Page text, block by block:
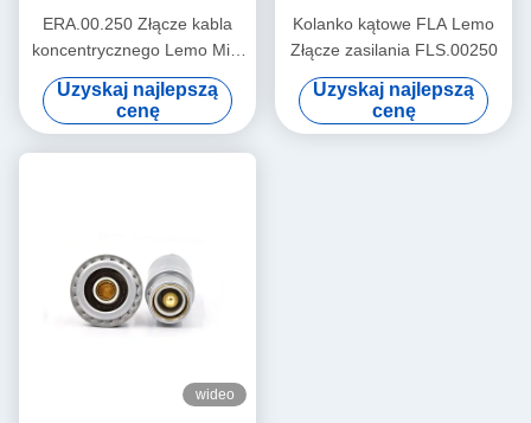
ERA.00.250 Złącze kabla
koncentrycznego Lemo Mini
00 ERA Koncentryczne
gniazdo żeńskie
Uzyskaj najlepszą
cenę
Kolanko kątowe FLA Lemo
Złącze zasilania FLS.00250
Uzyskaj najlepszą
cenę
wideo